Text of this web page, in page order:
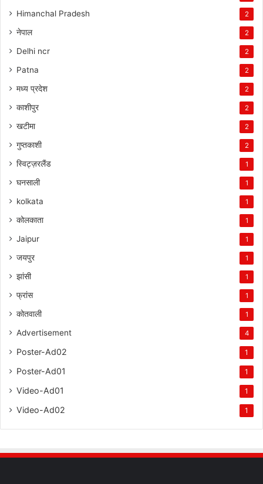
Himanchal Pradesh 2
नेपाल 2
Delhi ncr 2
Patna 2
मध्य प्रदेश 2
काशीपुर 2
खटीमा 2
गुप्तकाशी 2
स्विट्ज़रलैंड 1
घनसाली 1
kolkata 1
कोलकाता 1
Jaipur 1
जयपुर 1
झांसी 1
फ्रांस 1
कोतवाली 1
Advertisement 4
Poster-Ad02 1
Poster-Ad01 1
Video-Ad01 1
Video-Ad02 1